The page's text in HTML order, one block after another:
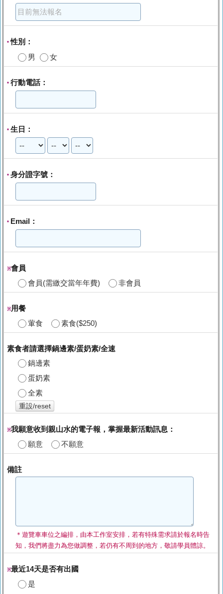
*性別：
男
女
* 行動電話：
* 生日：
* 身分證字號：
* Email：
※會員
會員(需繳交當年年費) 非會員
※用餐
葷食 素食($250)
素食者請選擇鍋邊素/蛋奶素/全速
鍋邊素
蛋奶素
全素
重設/reset
※我願意收到親山水的電子報，掌握最新活動訊息：
願意 不願意
備註
＊遊覽車車位之編排，由本工作室安排，若有特殊需求請於報名時告
知，我們將盡力為您做調整，若仍有不周到的地方，敬請學員體諒。
※最近14天是否有出國
是